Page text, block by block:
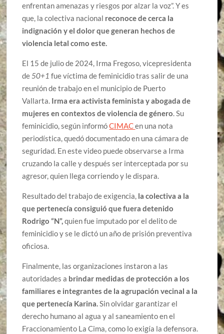
enfrentan amenazas y riesgos por alzar la voz”. Y es
que, la colectiva nacional reconoce de cerca la
indignación y el dolor que generan hechos de
violencia letal como este.
El 15 de julio de 2024, Irma Fregoso, vicepresidenta
de50+1 fue víctima de feminicidio tras salir de una
reunión de trabajo en el municipio de Puerto
Vallarta. Irma era activista feminista y abogada de
mujeres en contextos de violencia de género. Su
feminicidio, según informóCIMACen una nota
periodística, quedó documentado en una cámara de
seguridad. En este video puede observarse a Irma
cruzando la calle y después ser interceptada por su
agresor, quien llega corriendo y le dispara.
Resultado del trabajo de exigencia, la colectiva a la
que pertenecía consiguió que fuera detenido
Rodrigo “N”,quien fue imputado por el delito de
feminicidio y se le dictó un año de prisión preventiva
oficiosa.
Finalmente, las organizaciones instaron a las
autoridades a brindar medidas de protección a los
familiares e integrantes de la agrupación vecinal a la
que pertenecía Karina.Sin olvidar garantizar el
derecho humano al agua y al saneamiento en el
Fraccionamiento La Cima, como lo exigía la defensora.